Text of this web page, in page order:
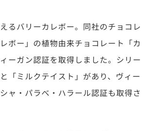
るバリーカレボー。同社のチョコレ
ボー」の植物由来チョコレート「カ
ーガン認証を取得しました。シリー
「ミルクテイスト」があり、ヴィー
ャ・パラべ・ハラール認証も取得さ